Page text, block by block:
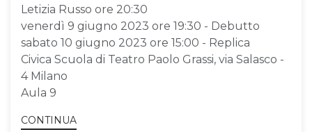
Letizia Russo ore 20:30
venerdì 9 giugno 2023 ore 19:30 - Debutto
sabato 10 giugno 2023 ore 15:00 - Replica
Civica Scuola di Teatro Paolo Grassi, via Salasco -
4 Milano
Aula 9
CONTINUA